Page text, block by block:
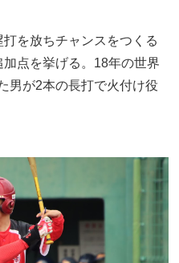
を放ちチャンスをつくる
点を挙げる。18年の世界
男が2本の長打で火付け役